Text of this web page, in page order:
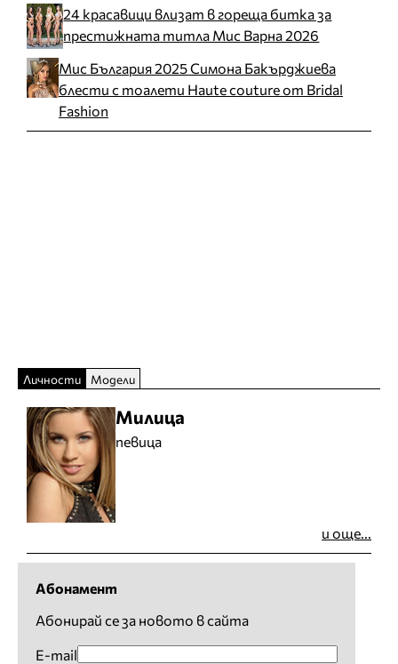
24 красавици влизат в гореща битка за
престижната титла Мис Варна 2026
Мис България 2025 Симона Бакърджиева
блести с тоалети Haute couture от Bridal
Fashion
Личности Модели
Милица
певица
и още...
Абонамент
Абонирай се за новото в сайта
E-mail